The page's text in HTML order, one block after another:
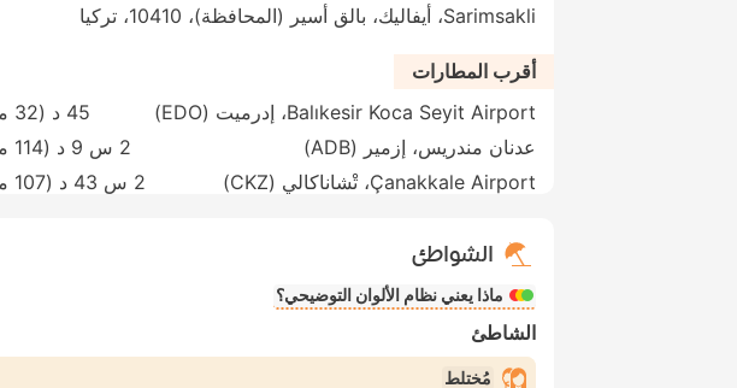
Sarimsakli، أيفاليك، بالق أسير (المحافظة)، 10410، تركيا
أقرب المطارات
Balıkesir Koca Seyit Airport، إدرميت (EDO)
45 د ( 32 ميل
عدنان مندريس، إزمير (ADB)
2 س 9 د ( 114 ميل
Çanakkale Airport، تْشاناكالي (CKZ)
2 س 43 د ( 107 ميل
الشواطئ
ماذا يعني نظام الألوان التوضيحي؟
الشاطئ
مُختلط